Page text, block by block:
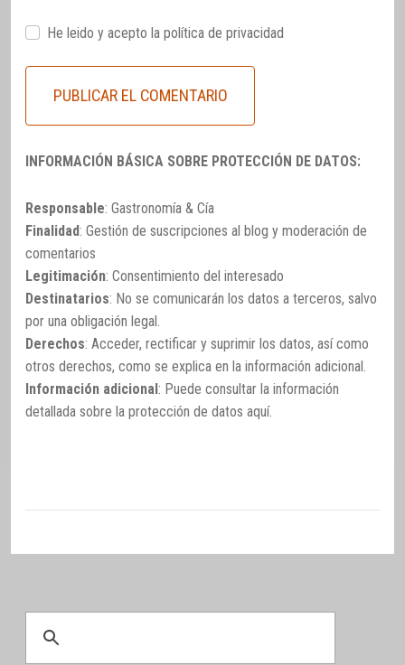
He leido y acepto la política de privacidad
INFORMACIÓN BÁSICA SOBRE PROTECCIÓN DE DATOS:
Responsable: Gastronomía & Cía
Finalidad: Gestión de suscripciones al blog y moderación de
comentarios
Legitimación: Consentimiento del interesado
Destinatarios: No se comunicarán los datos a terceros, salvo
por una obligación legal.
Derechos: Acceder, rectificar y suprimir los datos, así como
otros derechos, como se explica en la información adicional.
Información adicional : Puede consultar la información
detallada sobre la protección de datos aquí.